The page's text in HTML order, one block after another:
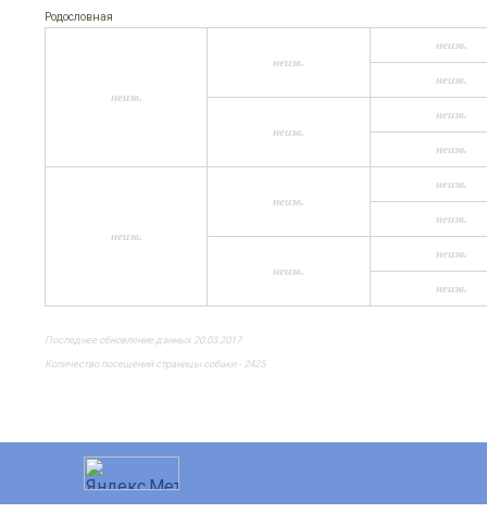
Родословная
неизв.
неизв.
неизв.
неизв.
неизв.
неизв.
неизв.
неизв.
неизв.
неизв.
неизв.
неизв.
неизв.
неизв.
Последнее обновление данных 20.03.2017
Количество посещений страницы собаки - 2425